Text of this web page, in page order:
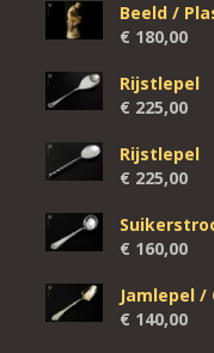
Beeld /
€ 180,00
Rijstlepel
€ 225,00
Rijstlepel
€ 225,00
€ 160,00
Jamlepel
€ 140,00